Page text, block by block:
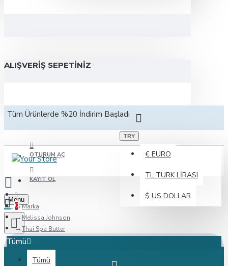
ALIŞVERIŞ SEPETINIZ
Tüm Ürünlerde %20 İndirim Başladı
OTURUM AÇ
KAYIT OL
TRY
€ EURO
TL TÜRK LIRASI
$ US DOLLAR
Menu
0
Tümü
Tümü
Marka
Melissa Johnson
Thai Spa Butter